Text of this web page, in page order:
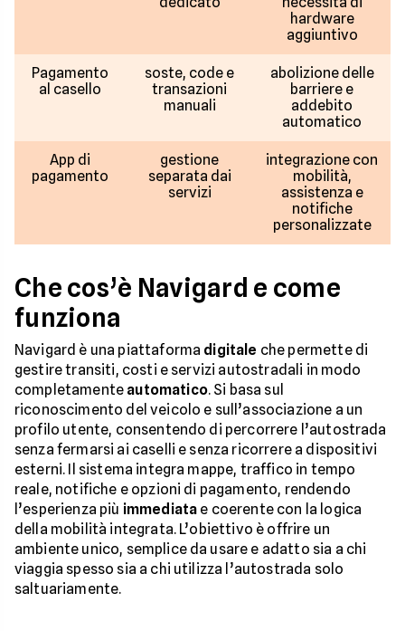
hardware
aggiuntivo
Pagamento
al casello
soste, code e
transazioni
manuali
abolizione delle
barriere e
addebito
automatico
App di
pagamento
gestione
separata dai
servizi
integrazione con
mobilità,
assistenza e
notifiche
personalizzate
Che cos’è Navigard e come
funziona
Navigard è una piattaforma digitale che permette di
gestire transiti, costi e servizi autostradali in modo
completamente automatico. Si basa sul
riconoscimento del veicolo e sull’associazione a un
profilo utente, consentendo di percorrere l’autostrada
senza fermarsi ai caselli e senza ricorrere a dispositivi
esterni. Il sistema integra mappe, traffico in tempo
reale, notifiche e opzioni di pagamento, rendendo
l’esperienza più immediata e coerente con la logica
della mobilità integrata. L’obiettivo è offrire un
ambiente unico, semplice da usare e adatto sia a chi
viaggia spesso sia a chi utilizza l’autostrada solo
saltuariamente.